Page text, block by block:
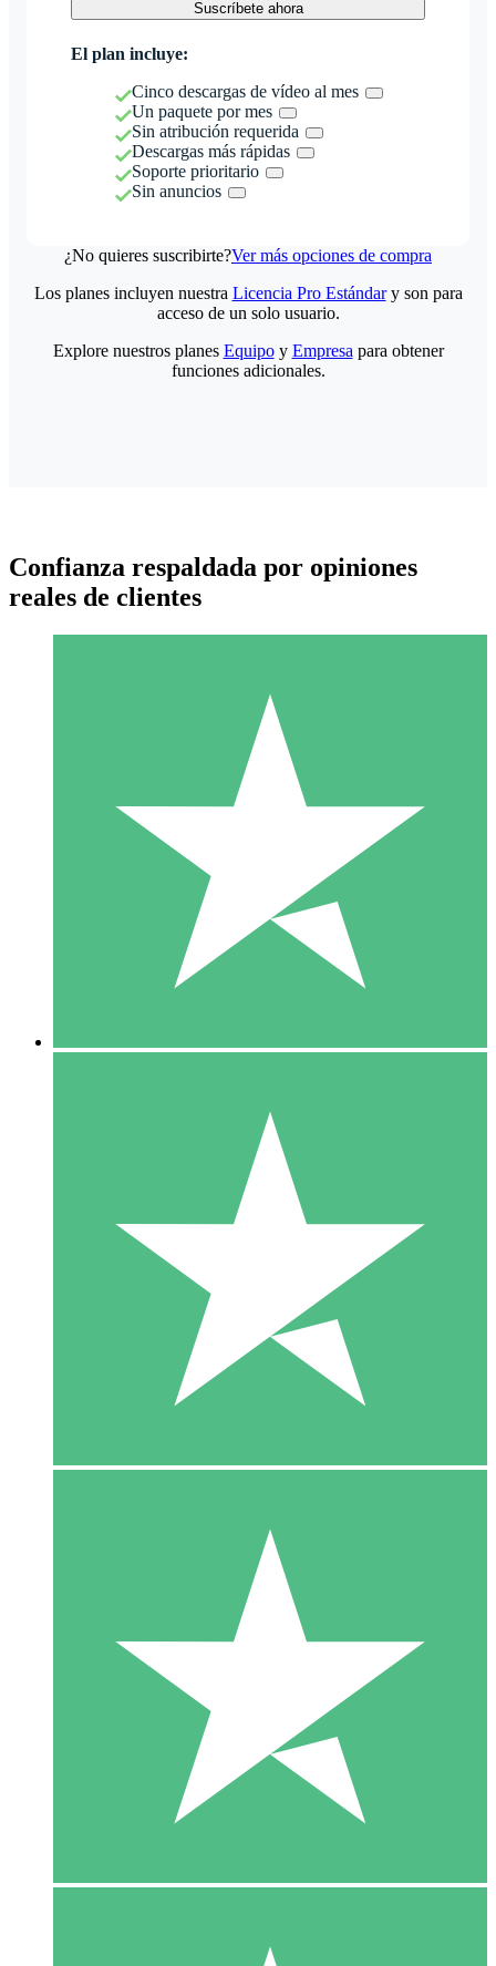
Suscríbete ahora
El plan incluye:
Cinco descargas de vídeo al mes
Un paquete por mes
Sin atribución requerida
Descargas más rápidas
Soporte prioritario
Sin anuncios
¿No quieres suscribirte?Ver más opciones de compra
Paquetes de Créditos Individuales
Paga según el uso con créditos de descarga. Sin compromiso
10 00
10 Descargas
20 00
Los planes incluyen nuestra Licencia Pro Estándary son para
acceso de un solo usuario.
Explore nuestros planes Equipoy Empresa para obtener
funciones adicionales.
Confianza respaldada por opiniones
reales de clientes